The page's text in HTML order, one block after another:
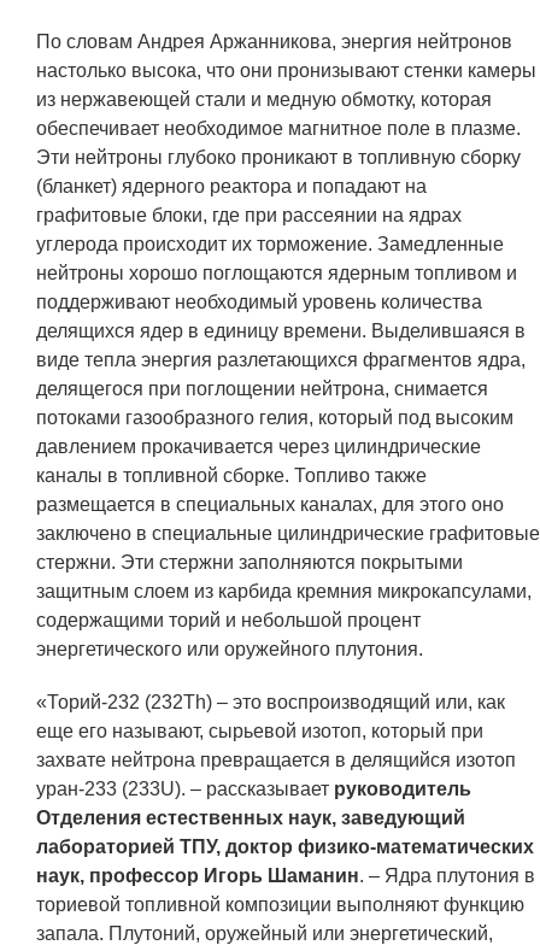
По словам Андрея Аржанникова, энергия нейтронов
настолько высока, что они пронизывают стенки камеры
из нержавеющей стали и медную обмотку, которая
обеспечивает необходимое магнитное поле в плазме.
Эти нейтроны глубоко проникают в топливную сборку
(бланкет) ядерного реактора и попадают на
графитовые блоки, где при рассеянии на ядрах
углерода происходит их торможение. Замедленные
нейтроны хорошо поглощаются ядерным топливом и
поддерживают необходимый уровень количества
делящихся ядер в единицу времени. Выделившаяся в
виде тепла энергия разлетающихся фрагментов ядра,
делящегося при поглощении нейтрона, снимается
потоками газообразного гелия, который под высоким
давлением прокачивается через цилиндрические
каналы в топливной сборке. Топливо также
размещается в специальных каналах, для этого оно
заключено в специальные цилиндрические графитовые
стержни. Эти стержни заполняются покрытыми
защитным слоем из карбида кремния микрокапсулами,
содержащими торий и небольшой процент
энергетического или оружейного плутония.
«Торий-232 (232Th) – это воспроизводящий или, как
еще его называют, сырьевой изотоп, который при
захвате нейтрона превращается в делящийся изотоп
уран-233 (233U). – рассказывает руководитель
Отделения естественных наук, заведующий
лабораторией ТПУ, доктор физико-математических
наук, профессор Игорь Шаманин. – Ядра плутония в
ториевой топливной композиции выполняют функцию
запала. Плутоний, оружейный или энергетический,